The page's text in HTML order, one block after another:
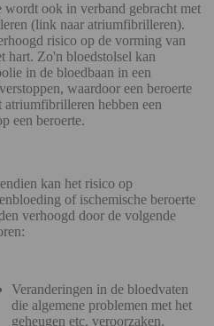
wordt ook in verband gebracht met
(link naar atriumfibrilleren).
risico op de vorming van
hart. Zo'n bloedstolsel kan
in de bloedbaan in een
waardoor een beroerte
hebben een
een beroerte.
kan het risico op
of ischemische beroerte
verhoogd door de volgende
Veranderingen in de bloedvaten
die algemene problemen met het
geheugen etc. veroorzaken.